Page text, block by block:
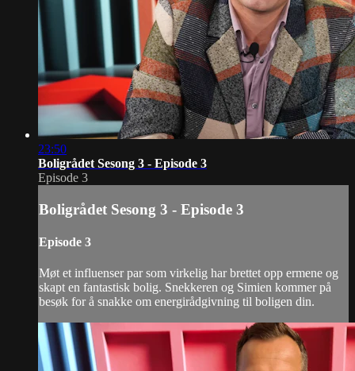
23:50
Boligrådet Sesong 3 - Episode 3
Episode 3
Boligrådet Sesong 3 - Episode 3
Episode 3
Møt et influenser par som virkelig har brettet opp ermene og
skapt en fantastisk bolig. Snekkeren og Simien kommer på
besøk for å snakke om energirådgivning til boligen din.